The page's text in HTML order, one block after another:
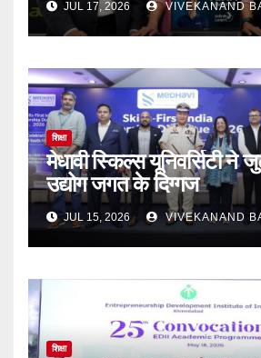
JUL 17, 2026 VIVEKANAND
शिक्षा
मेधावी स्किल्स यूनिवर्सिटी ने
उद्योग जगत के दिग्गज
JUL 15, 2026 VIVEKANAND
शिक्षा